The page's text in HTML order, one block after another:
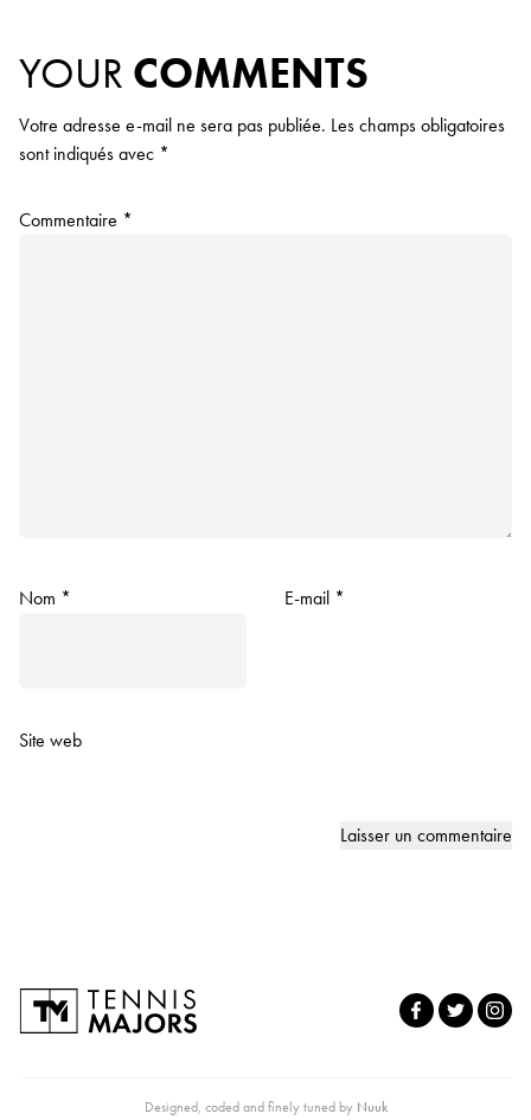
YOUR COMMENTS
Votre adresse e-mail ne sera pas publiée. Les champs obligatoires
sont indiqués avec *
Commentaire *
Nom * E-mail *
Site web
Designed, coded and finely tuned by Nuuk